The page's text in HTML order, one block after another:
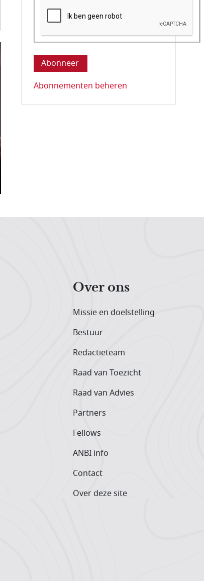
Deze vraag is om te controleren dat u
Abonnementen beheren
Over ons
Missie en doelstelling
Bestuur
Redactieteam
Raad van Toezicht
Raad van Advies
Partners
Fellows
ANBI info
Contact
Over deze site